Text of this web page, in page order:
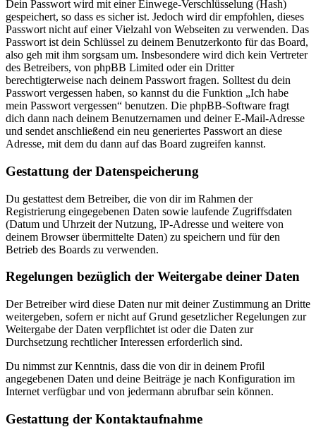
Dein Passwort wird mit einer Einwege-Verschlüsselung (Hash)
gespeichert, so dass es sicher ist. Jedoch wird dir empfohlen, dieses
Passwort nicht auf einer Vielzahl von Webseiten zu verwenden. Das
Passwort ist dein Schlüssel zu deinem Benutzerkonto für das Board,
also geh mit ihm sorgsam um. Insbesondere wird dich kein Vertreter
des Betreibers, von phpBB Limited oder ein Dritter
berechtigterweise nach deinem Passwort fragen. Solltest du dein
Passwort vergessen haben, so kannst du die Funktion „Ich habe
mein Passwort vergessen“ benutzen. Die phpBB-Software fragt
dich dann nach deinem Benutzernamen und deiner E-Mail-Adresse
und sendet anschließend ein neu generiertes Passwort an diese
Adresse, mit dem du dann auf das Board zugreifen kannst.
Gestattung der Datenspeicherung
Du gestattest dem Betreiber, die von dir im Rahmen der
Registrierung eingegebenen Daten sowie laufende Zugriffsdaten
(Datum und Uhrzeit der Nutzung, IP-Adresse und weitere von
deinem Browser übermittelte Daten) zu speichern und für den
Betrieb des Boards zu verwenden.
Regelungen bezüglich der Weitergabe deiner Daten
Der Betreiber wird diese Daten nur mit deiner Zustimmung an Dritte
weitergeben, sofern er nicht auf Grund gesetzlicher Regelungen zur
Weitergabe der Daten verpflichtet ist oder die Daten zur
Durchsetzung rechtlicher Interessen erforderlich sind.
Du nimmst zur Kenntnis, dass die von dir in deinem Profil
angegebenen Daten und deine Beiträge je nach Konfiguration im
Internet verfügbar und von jedermann abrufbar sein können.
Gestattung der Kontaktaufnahme